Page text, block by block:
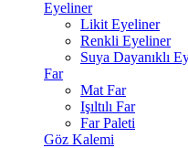
Eyeliner
Likit Eyeliner
Renkli Eyeliner
Suya Dayanıklı
Far
Mat Far
Işıltılı Far
Far Paleti
Göz Kalemi